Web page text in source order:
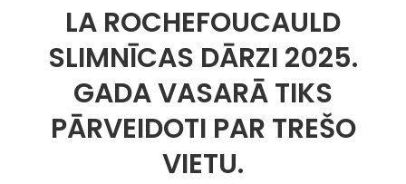
LA ROCHEFOUCAULD
SLIMNĪCAS DĀRZI 2025.
GADA VASARĀ TIKS
PĀRVEIDOTI PAR TREŠO
VIETU.